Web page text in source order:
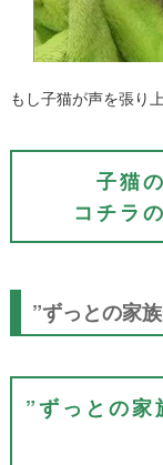
もし子猫が声を張り
子猫
コチラ
”ずっとの家
​”ずっとの家